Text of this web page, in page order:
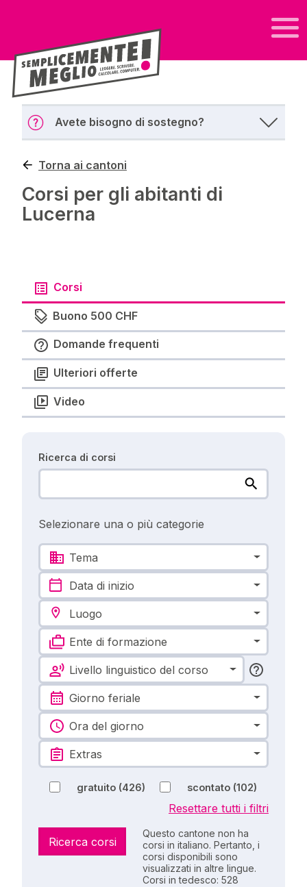
Avete bisogno di sostegno?
Torna ai cantoni
Corsi per gli abitanti di
Lucerna
Corsi
Buono 500 CHF
Domande frequenti
Ulteriori offerte
Video
Ricerca di corsi
Selezionare una o più categorie
Tema
Data di inizio
Luogo
Ente di formazione
Livello linguistico del corso
Giorno feriale
Ora del giorno
Extras
gratuito (426) scontato (102)
Resettare tutti i filtri
Ricerca corsi
Questo cantone non ha
corsi in italiano. Pertanto, i
corsi disponibili sono
visualizzati in altre lingue.
Corsi in tedesco: 528